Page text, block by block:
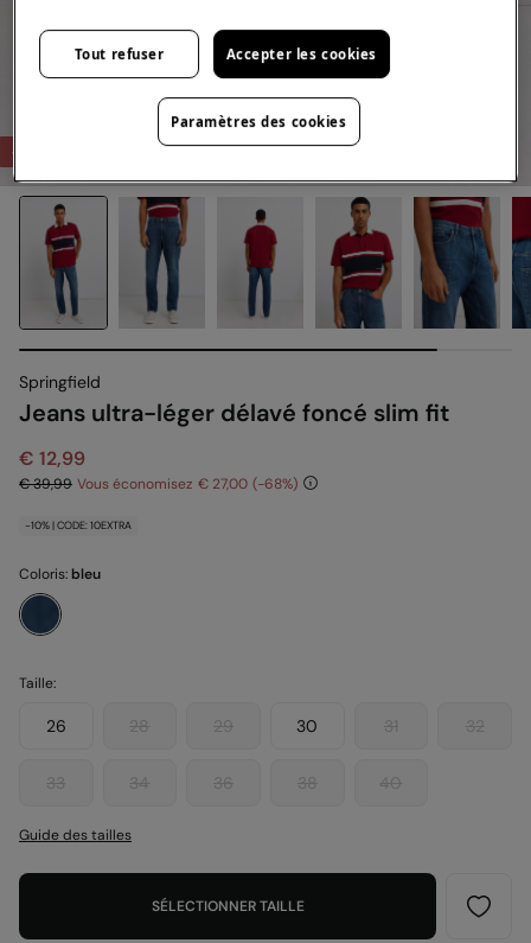
-68%
Springfield
Jeans ultra-léger délavé foncé slim fit
€ 12,99
€ 39,99 Vous économisez € 27,00 68
-10% | CODE: 10EXTRA
Coloris:bleu
Taille:
26 28 29 30 31 32
33 34 36 38 40
Guide des tailles
SÉLECTIONNER TAILLE
Tout refuser Accepter les cookies
Paramètres des cookies